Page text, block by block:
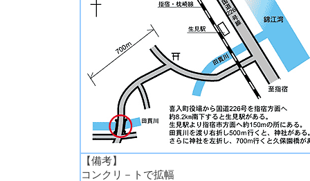
【備考】
コンクリ－トで拡幅